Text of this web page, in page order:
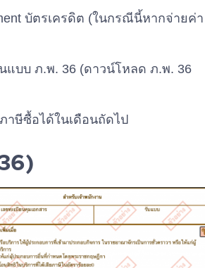
บัตรเครดิต (ในกรณีนี้หากจ่ายค่า
แบบ ภ.พ. 36 (ดาวน์โหลด ภ.พ. 36
าษีซื้อได้ในเดือนถัดไป